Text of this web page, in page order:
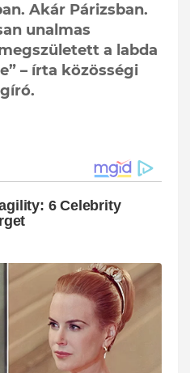
Akár Párizsban.
unalmas
a labda
– írta közösségi